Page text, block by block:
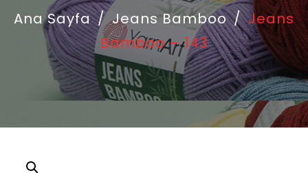
Ana Sayfa / Jeans Bamboo / Jeans
Bamboo – 143